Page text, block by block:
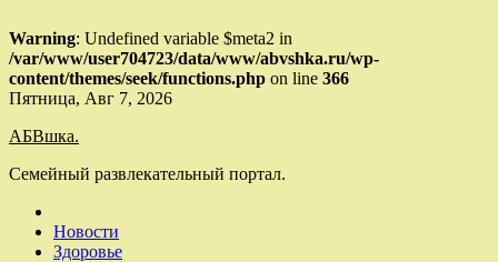
Warning: Undefined variable $meta2 in
/var/www/user704723/data/www/abvshka.ru/wp-
content/themes/seek/functions.php on line 366
Skip
content
Пятница, Авг 7, 2026
АБВшка.
Семейный развлекательный портал.
Новости
Здоровье